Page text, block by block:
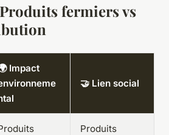
fermiers vs
Impact
🤝 Lien social
Produits